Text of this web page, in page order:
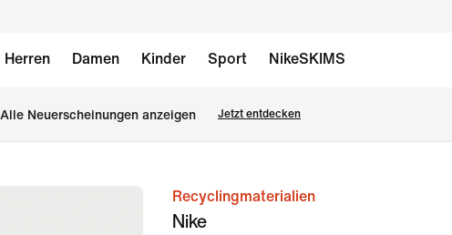
Herren Damen Kinder Sport NikeSKIMS
Alle Neuerscheinungen anzeigen Jetzt entdecken
Bild 1Recyclingmaterialien
Nike